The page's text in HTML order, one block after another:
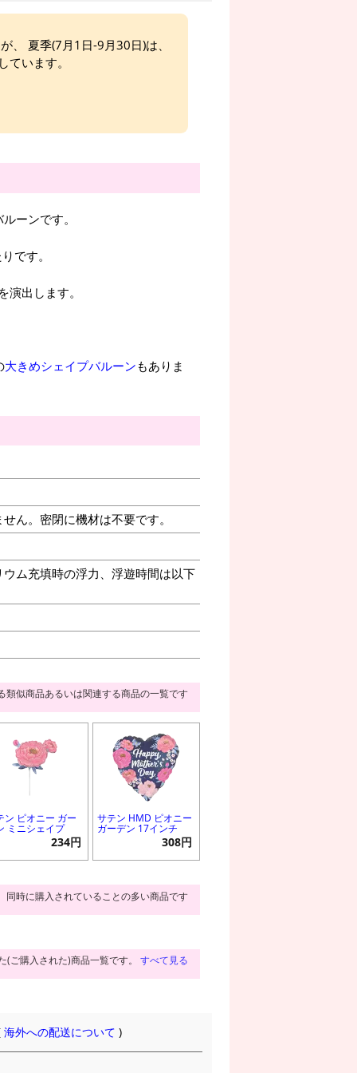
、 夏季(7月1日-9月30日)は、
います。
ーンです。
です。
出します。
大きめシェイプバルーンもありま
ん。密閉に機材は不要です。
ム充填時の浮力、浮遊時間は以下
類似商品あるいは関連する商品の一覧です
ン ピオニー ガー
ミニシェイプ
234円
サテン HMD ピオニー
ガーデン 17インチ
308円
同時に購入されていることの多い商品です
(ご購入された)商品一覧です。 すべて見る
海外への配送について )